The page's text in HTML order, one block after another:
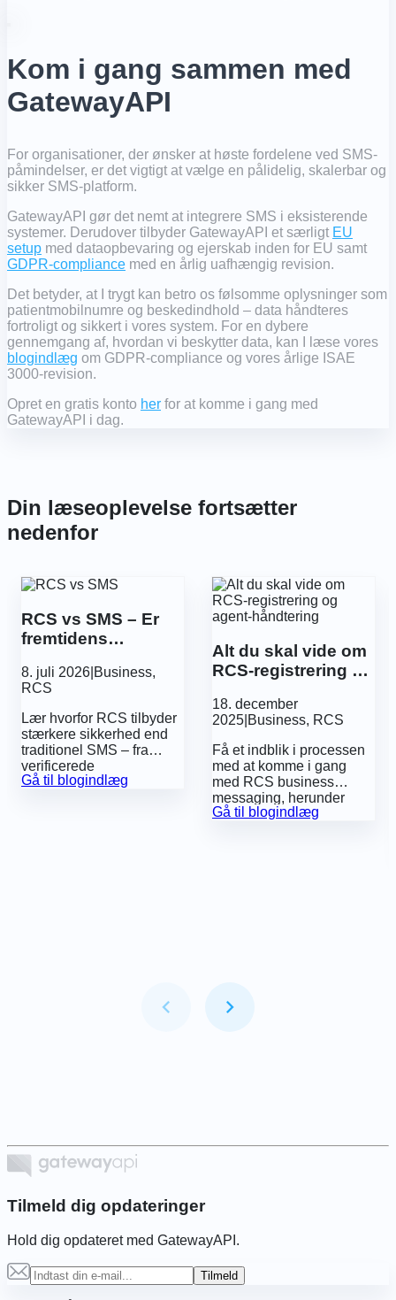
Kom i gang sammen med
GatewayAPI
For organisationer, der ønsker at høste fordelene ved SMS-
påmindelser, er det vigtigt at vælge en pålidelig, skalerbar og
sikker SMS-platform.
GatewayAPI gør det nemt at integrere SMS i eksisterende
systemer. Derudover tilbyder GatewayAPI et særligt EU
setup med dataopbevaring og ejerskab inden for EU samt
GDPR-compliance med en årlig uafhængig revision.
Det betyder, at I trygt kan betro os følsomme oplysninger som
patientmobilnumre og beskedindhold – data håndteres
fortroligt og sikkert i vores system. For en dybere
gennemgang af, hvordan vi beskytter data, kan I læse vores
blogindlæg om GDPR-compliance og vores årlige ISAE
3000-revision.
Opret en gratis konto her for at komme i gang med
GatewayAPI i dag.
Din læseoplevelse fortsætter
nedenfor
RCS vs SMS – Er
fremtidens
mere sikker?
8. juli 2026 Business,
RCS
Lær hvorfor RCS tilbyder
stærkere sikkerhed end
traditionel SMS – fra
verificerede
virksomhedsprofiler og
Gå til blogindlæg
Alt du skal vide om
RCS-registrering og
18. december
2025 Business, RCS
Få et indblik i processen
med at komme i gang
med RCS business
messaging, herunder
registrering af en såkaldt
Gå til blogindlæg
Tilmeld dig opdateringer
Hold dig opdateret med GatewayAPI.
Tilmeld